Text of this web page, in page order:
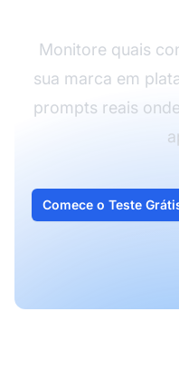
Monitore quais
sua marca em
prompts reais
Comece o Teste